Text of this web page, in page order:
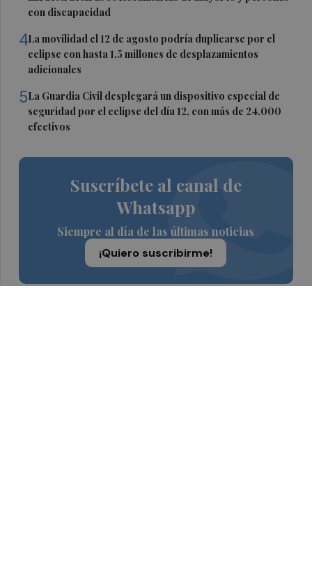
con discapacidad
4La movilidad el 12 de agosto podría duplicarse por el
eclipse con hasta 1,5 millones de desplazamientos
adicionales
5La Guardia Civil desplegará un dispositivo especial de
seguridad por el eclipse del día 12, con más de 24.000
efectivos
Suscríbete al canal de
Whatsapp
Siempre al día de las últimas noticias
¡Quiero suscribirme!